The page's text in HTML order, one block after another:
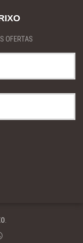
OFERTAS
.